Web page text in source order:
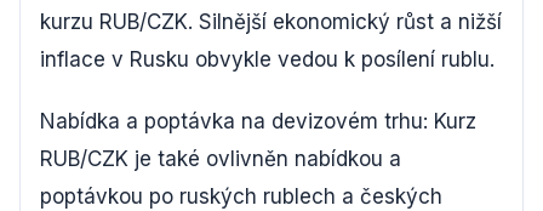
kurzu RUB/CZK. Silnější ekonomický růst a nižší
inflace v Rusku obvykle vedou k posílení rublu.
Nabídka a poptávka na devizovém trhu: Kurz
RUB/CZK je také ovlivněn nabídkou a
poptávkou po ruských rublech a českých